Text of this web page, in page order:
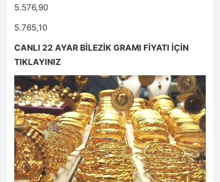
5.576,90
5.765,10
CANLI 22 AYAR BİLEZİK GRAMI FİYATI İÇİN
TIKLAYINIZ